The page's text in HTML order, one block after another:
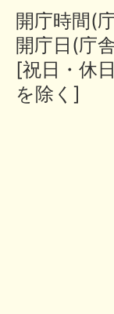
開庁時間(
開庁日(庁
[祝日・休
を除く]